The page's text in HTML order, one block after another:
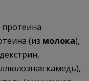
(из молока),
камедь),